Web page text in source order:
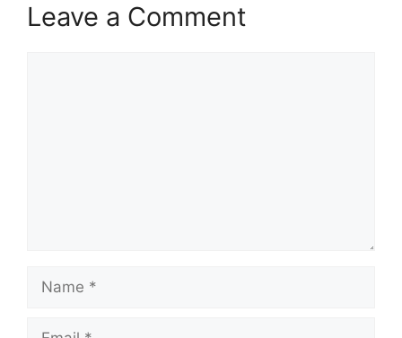
Leave a Comment
Name
Email